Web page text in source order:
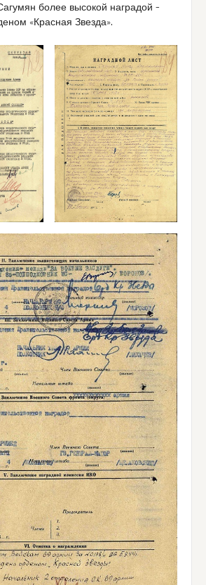
более высокой наградой –
«Красная Звезда».